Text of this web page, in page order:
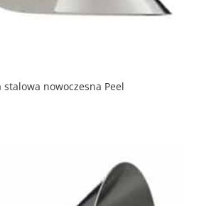
stalowa nowoczesna Peel